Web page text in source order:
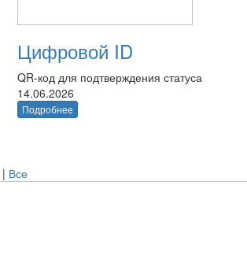
Цифровой ID
QR-код для подтверждения статуса
14.06.2026
Подробнее
| Все